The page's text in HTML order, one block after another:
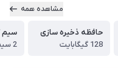
مشاهده همه
حافظه ذخیره سازی
128 گیگابایت
سیم
2 سیم کارت فیزیکی